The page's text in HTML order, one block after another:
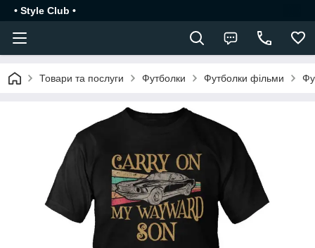
• Style Club •
Товари та послуги Футболки Футболки фільми